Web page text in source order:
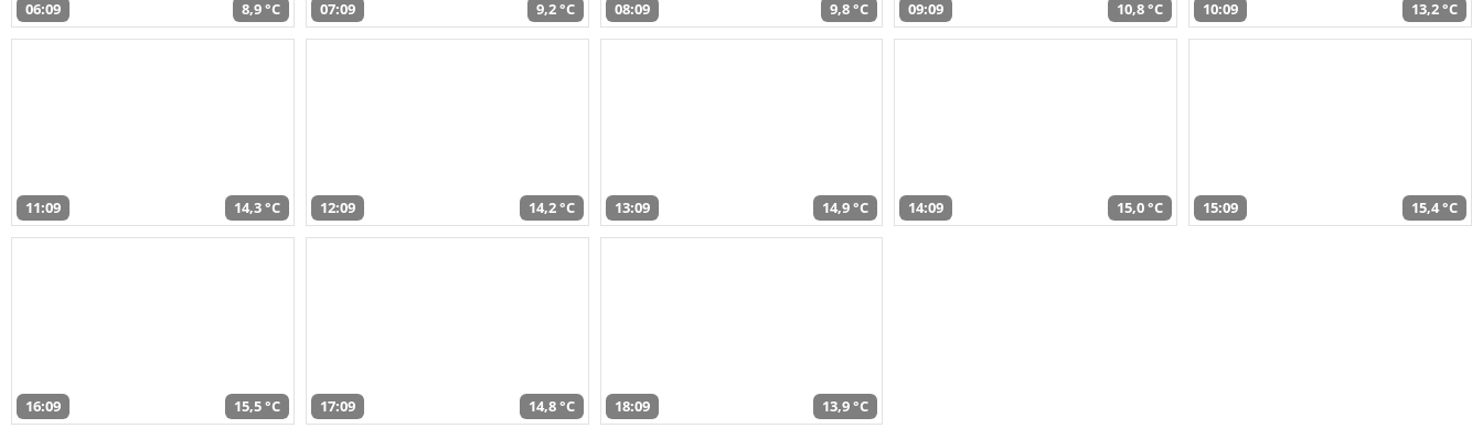
06:09 8,9 °C 07:09 9,2 °C 08:09 9,8 °C 09:09 10,8 °C 10:09 13,2 °C
11:09 14,3 °C 12:09 14,2 °C 13:09 14,9 °C 14:09 15,0 °C 15:09 15,4 °C
16:09 15,5 °C 17:09 14,8 °C 18:09 13,9 °C